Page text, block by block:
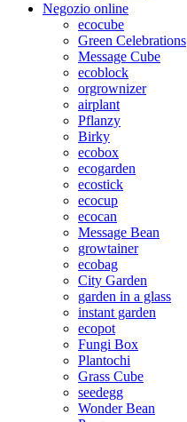
Negozio online
ecocube
Green Celebrations
Message Cube
ecoblock
orgrownizer
airplant
Pflanzy
Birky
ecobox
ecogarden
ecostick
ecocup
ecocan
Message Bean
growtainer
ecobag
City Garden
garden in a glass
instant garden
ecopot
Fungi Box
Plantochi
Grass Cube
seedegg
Wonder Bean